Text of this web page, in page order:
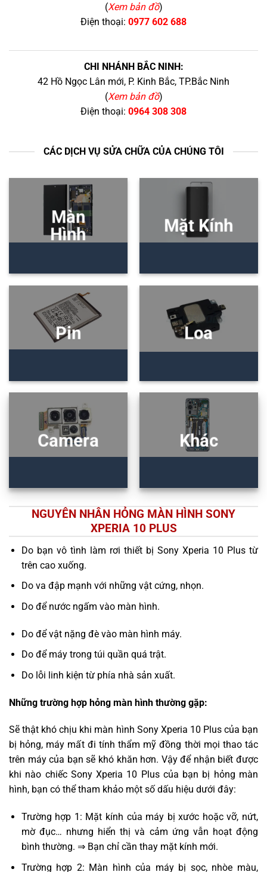
(Xem bản đồ)
Điện thoại: 0977 602 688
CHI NHÁNH BẮC NINH:
42 Hồ Ngọc Lân mới, P. Kinh Bắc, TP.Bắc Ninh
(Xem bản đồ)
Điện thoại: 0964 308 308
CÁC DỊCH VỤ SỬA CHỮA CỦA CHÚNG TÔI
Màn
Hình
Mặt Kính
Pin Loa
Camera Khác
NGUYÊN NHÂN HỎNG MÀN HÌNH SONY
XPERIA 10 PLUS
Do bạn vô tình làm rơi thiết bị Sony Xperia 10 Plus từ
trên cao xuống.
Do va đập mạnh với những vật cứng, nhọn.
Do để nước ngấm vào màn hình.
Do để vật nặng đè vào màn hình máy.
Do để máy trong túi quần quá trật.
Do lỗi linh kiện từ phía nhà sản xuất.
Những trường hợp hỏng màn hình thường gặp:
Sẽ thật khó chịu khi màn hình Sony Xperia 10 Plus của bạn
bị hỏng, máy mất đi tính thẩm mỹ đồng thời mọi thao tác
trên máy của bạn sẽ khó khăn hơn. Vậy để nhận biết được
khi nào chiếc Sony Xperia 10 Plus của bạn bị hỏng màn
hình, bạn có thể tham khảo một số dấu hiệu dưới đây:
Trường hợp 1: Mặt kính của máy bị xước hoặc vỡ, nứt,
mờ đục… nhưng hiển thị và cảm ứng vẫn hoạt động
bình thường. ⇒ Bạn chỉ cần thay mặt kính mới.
Trường hợp 2: Màn hình của máy bị sọc, nhòe màu,